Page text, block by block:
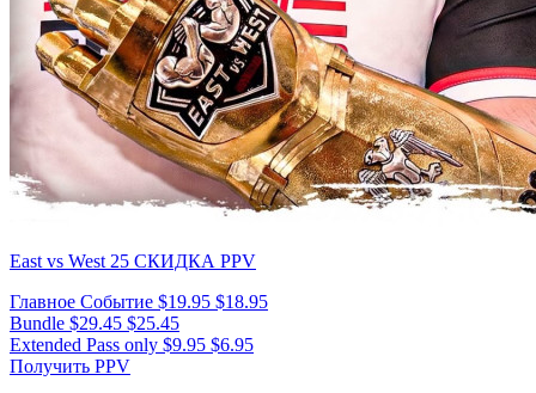
East vs West 25 СКИДКА PPV
Главное Событие $19.95 $18.95
Bundle $29.45 $25.45
Extended Pass only $9.95 $6.95
Получить PPV